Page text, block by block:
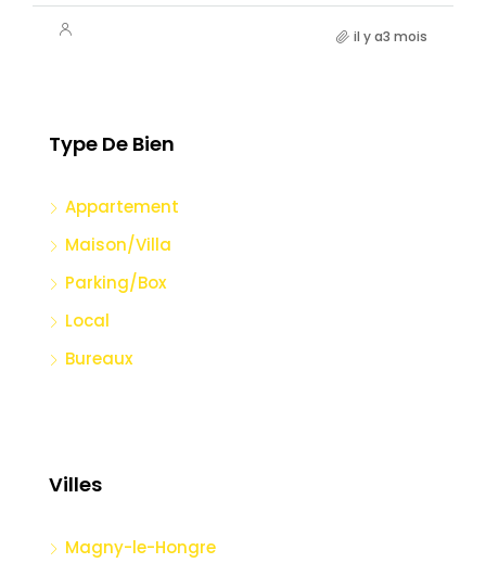
il y a3 mois
Type De Bien
Appartement
Maison/Villa
Parking/Box
Local
Bureaux
Villes
Magny-le-Hongre